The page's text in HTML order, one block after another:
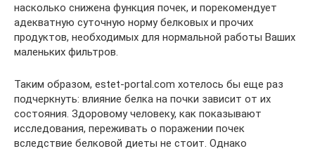
насколько снижена функция почек, и порекомендует
адекватную суточную норму белковых и прочих
продуктов, необходимых для нормальной работы Ваших
маленьких фильтров.
Таким образом, estet-portal.com хотелось бы еще раз
подчеркнуть: влияние белка на почки зависит от их
состояния. Здоровому человеку, как показывают
исследования, переживать о поражении почек
вследствие белковой диеты не стоит. Однако